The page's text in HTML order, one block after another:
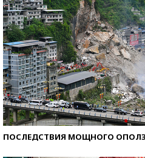
ПОСЛЕДСТВИЯ МОЩНОГО